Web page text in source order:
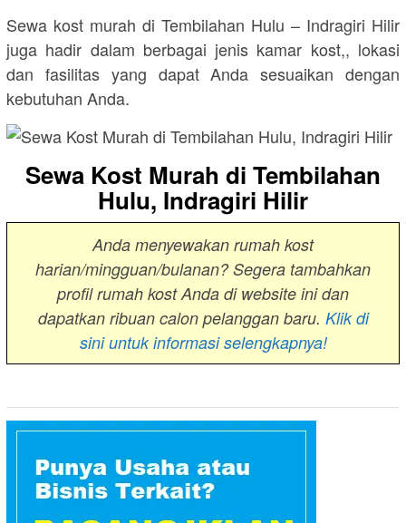
Sewa kost murah di Tembilahan Hulu – Indragiri Hilir
juga hadir dalam berbagai jenis kamar kost,, lokasi
dan fasilitas yang dapat Anda sesuaikan dengan
kebutuhan Anda.
Sewa Kost Murah di Tembilahan
Hulu, Indragiri Hilir
Anda menyewakan rumah kost
harian/mingguan/bulanan? Segera tambahkan
profil rumah kost Anda di website ini dan
dapatkan ribuan calon pelanggan baru. Klik di
sini untuk informasi selengkapnya!